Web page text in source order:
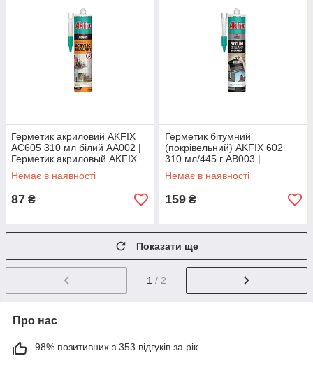
Герметик акриловий AKFIX
AC605 310 мл білий AA002 |
Герметик акриловый AKFIX
AC605 310 мл белый AA002
Немає в наявності
87 ₴
Герметик бітумний
(покрівельний) AKFIX 602
310 мл/445 г AB003 |
Герметик битумный
(кровельный) AKFIX 602 310
Немає в наявності
159 ₴
Показати ще
1 / 2
Про нас
98% позитивних з 353 відгуків за рік